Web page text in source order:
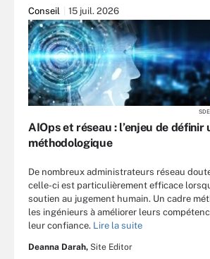
Conseil 15 juil. 2026
AIOps et réseau : l’enjeu de définir
méthodologique
De nombreux administrateurs réseau
celle-ci est particulièrement efficace
soutien au jugement humain. Un cadre
les ingénieurs à améliorer leurs
leur confiance. Lire la suite
Deanna Darah, Site Editor